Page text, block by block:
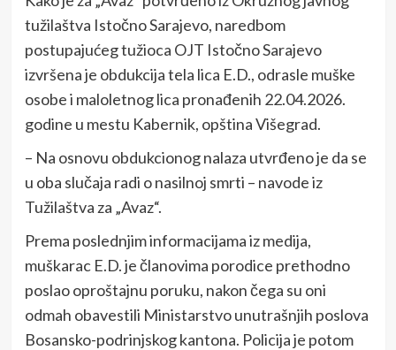
tužilaštva Istočno Sarajevo, naredbom
postupajućeg tužioca OJT Istočno Sarajevo
izvršena je obdukcija tela lica E.D., odrasle muške
osobe i maloletnog lica pronađenih 22.04.2026.
godine u mestu Kabernik, opština Višegrad.
– Na osnovu obdukcionog nalaza utvrđeno je da se
u oba slučaja radi o nasilnoj smrti – navode iz
Tužilaštva za „Avaz“.
Prema poslednjim informacijama iz medija,
muškarac E.D. je članovima porodice prethodno
poslao oproštajnu poruku, nakon čega su oni
odmah obavestili Ministarstvo unutrašnjih poslova
Bosansko-podrinjskog kantona. Policija je potom